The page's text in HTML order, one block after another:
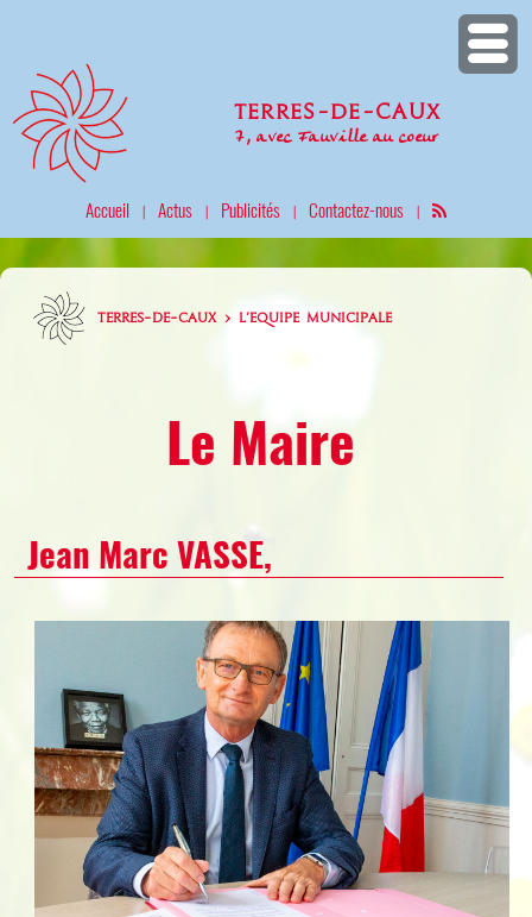
Terres-de-Caux
7, avec Fauville au coeur
Accueil | Actus | Publicités | Contactez-nous |
TERRES-DE-CAUX > L'EQUIPE MUNICIPALE
Le Maire
Jean Marc VASSE,